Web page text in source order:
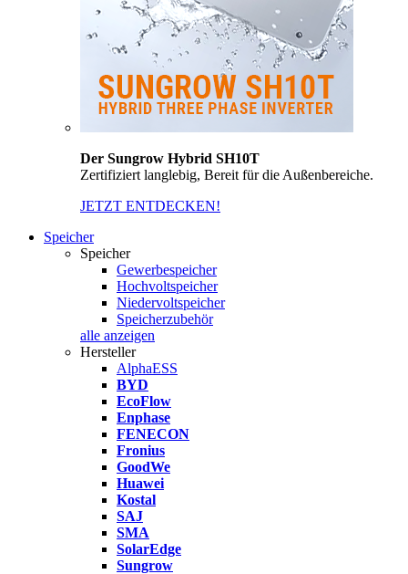
Der Sungrow Hybrid SH10T
Zertifiziert langlebig, Bereit für die Außenbereiche.
JETZT ENTDECKEN!
Speicher
Speicher
Gewerbespeicher
Hochvoltspeicher
Niedervoltspeicher
Speicherzubehör
alle anzeigen
Hersteller
AlphaESS
BYD
EcoFlow
Enphase
FENECON
Fronius
GoodWe
Huawei
Kostal
SAJ
SMA
SolarEdge
Sungrow